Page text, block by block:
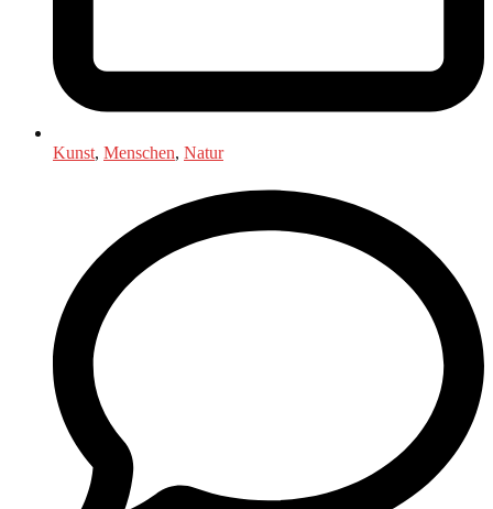
Kunst, Menschen, Natur